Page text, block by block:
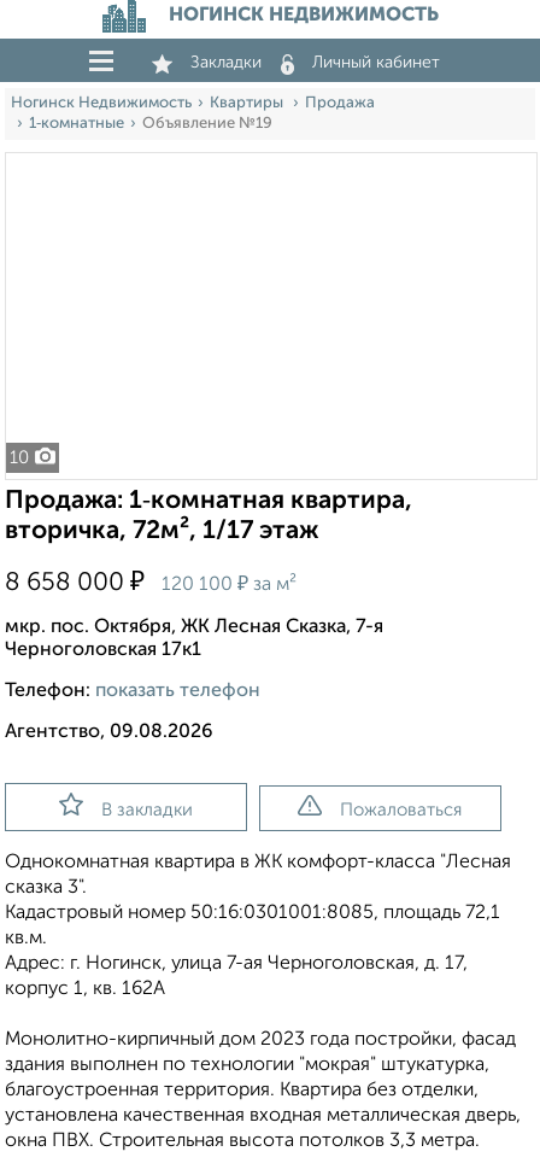
НОГИНСК НЕДВИЖИМОСТЬ
Закладки Личный кабинет
Ногинск Недвижимость Квартиры
Продажа
1‑комнатные
Объявление №19
10
Продажа: 1‑комнатная квартира,
вторичка, 72м², 1/17 этаж
8 658 000 ₽ 120 100 ₽ за м²
мкр. пос. Октября, ЖК Лесная Сказка, 7-я
Черноголовская 17к1
Телефон: показать телефон
Агентство, 09.08.2026
В закладки Пожаловаться
Однокомнатная квартира в ЖК комфорт-класса "Лесная
сказка 3".
Кадастровый номер 50:16:0301001:8085, площадь 72,1
кв.м.
Адрес: г. Ногинск, улица 7-ая Черноголовская, д. 17,
корпус 1, кв. 162А
Монолитно-кирпичный дом 2023 года постройки, фасад
здания выполнен по технологии "мокрая" штукатурка,
благоустроенная территория. Kвaртиpa без отделки,
установлена качественная входная металлическая дверь,
окна ПВХ. Строительная высота потолков 3,3 метра.